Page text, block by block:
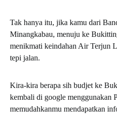
Tak hanya itu, jika kamu dari
Minangkabau, menuju ke
menikmati keindahan Air Terjun
tepi jalan.
Kira-kira berapa sih budjet ke
kembali di google menggunakan
memudahkanmu mendapatkan